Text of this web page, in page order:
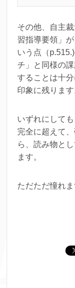
その他、自主
習指導要領」
いう点（
チ」と同様の
することは十
印象に残りま
いずれにして
完全に超えて
ら、読み物と
ます。
ただただ憧れ